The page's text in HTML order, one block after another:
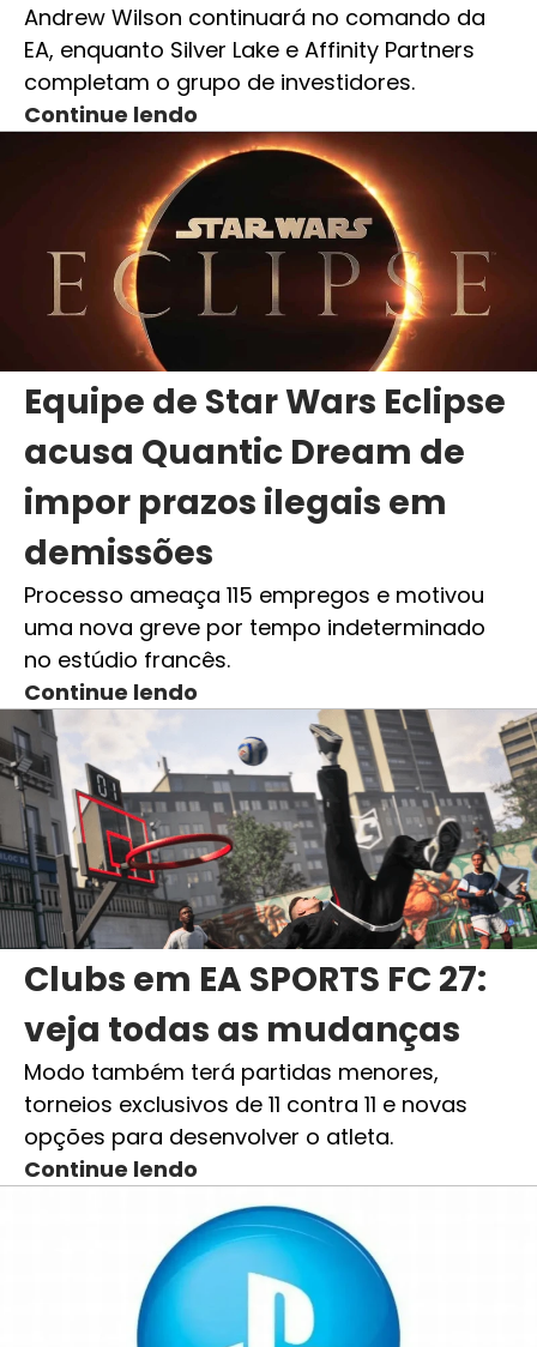
Andrew Wilson continuará no comando da
EA, enquanto Silver Lake e Affinity Partners
completam o grupo de investidores.
Continue lendo
Equipe de Star Wars Eclipse
acusa Quantic Dream de
impor prazos ilegais em
demissões
Processo ameaça 115 empregos e motivou
uma nova greve por tempo indeterminado
no estúdio francês.
Continue lendo
Clubs em EA SPORTS FC 27:
veja todas as mudanças
Modo também terá partidas menores,
torneios exclusivos de 11 contra 11 e novas
opções para desenvolver o atleta.
Continue lendo